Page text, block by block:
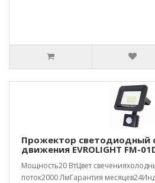
Прожектор светодиодный
движения EVROLIGHT FM-
Мощность20 ВтЦвет
поток2000 ЛмГарантия